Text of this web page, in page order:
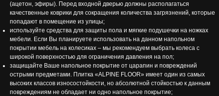
(ацетон, эфиры). Перед входной дверью должны располагаться
качественные коврики для сокращения количества загрязнений, которые
попадают в помещение из улицы;
используйте средства для защиты пола и мягкие подушечки на ножках
мебели. Если Вы планируете использовать на данном напольном
покрытии мебель на колесиках – мы рекомендуем выбрать колеса с
широкой поверхностью для ограничения давления на пол;
защищайте Ваше напольное покрытие от царапин и повреждений
острыми предметами. Плитка «ALPINE FLOOR» имеет один из самых
высоких классов износостойкости, но абсолютной стойкостью к данным
повреждениям не обладает ни одно напольное покрытие;